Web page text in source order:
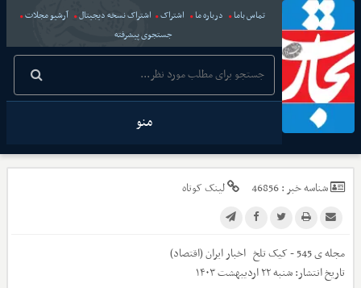
تماس باما درباره ما اشتراک اشتراک نسخه دیجیتال
آرشیو مجلات
جستجوی پیشرفته
منو
شناسه خبر :46856 لینک کوتاه
مجله ی 545 - کیک تلخ اخبارایران (اقتصاد)
تاریخ انتشار:شنبه ۲۲ اردیبهشت ۱۴۰۳